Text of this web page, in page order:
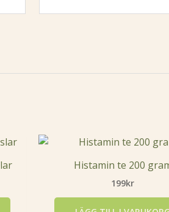
Histamin te 200
199kr